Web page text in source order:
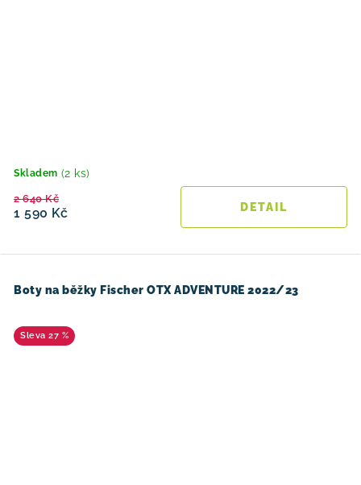
Skladem (2 ks)
1 590 Kč
2 640 Kč
Boty na běžky Fischer OTX ADVENTURE 2022/23
27 %